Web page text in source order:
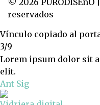
© 2026
reservados
Vínculo copiado al
3/9
Lorem ipsum dolor sit
elit.
Ant Sig